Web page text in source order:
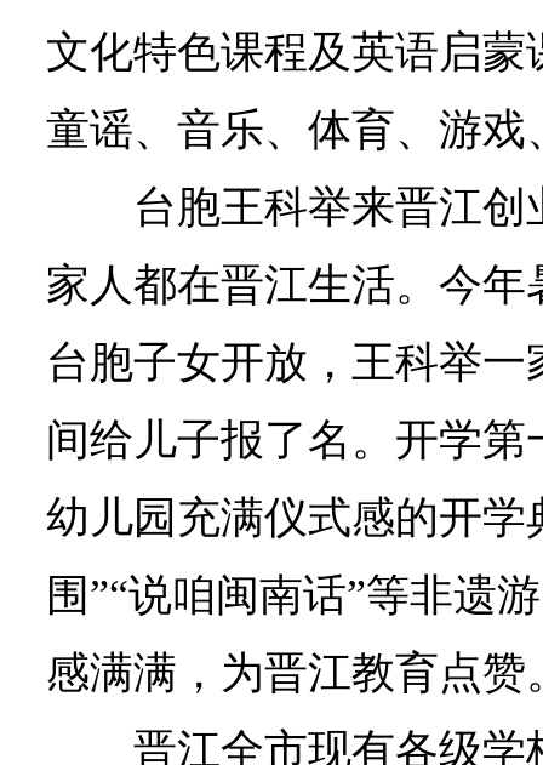
文化特色课程及英语启
童谣、音乐、体育、游戏
台胞王科举来晋江
家人都在晋江生活。今
台胞子女开放，王科举
间给儿子报了名。开学
幼儿园充满仪式感的开学
围”“说咱闽南话”等非遗
感满满，为晋江教育点赞
晋江全市现有各级学